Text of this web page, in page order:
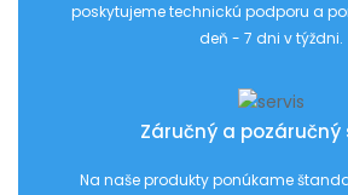
poskytujeme technickú podporu a
deň - 7 dni v týždni.
Záručný a pozáručný
Na naše produkty ponúkame